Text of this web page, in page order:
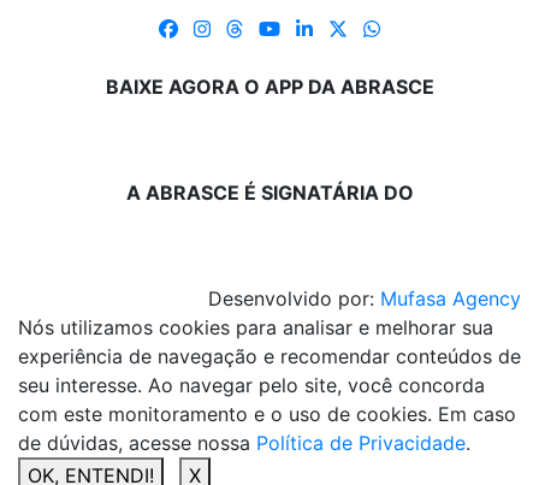
BAIXE AGORA O APP DA ABRASCE
A ABRASCE É SIGNATÁRIA DO
Desenvolvido por: Mufasa Agency
Nós utilizamos cookies para analisar e melhorar sua
experiência de navegação e recomendar conteúdos de
seu interesse. Ao navegar pelo site, você concorda
com este monitoramento e o uso de cookies. Em caso
de dúvidas, acesse nossa Política de Privacidade.
OK, ENTENDI!
X